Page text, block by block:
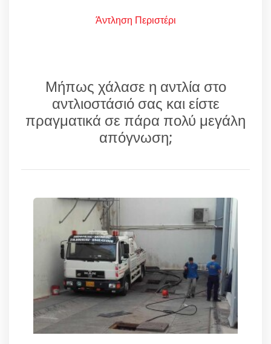
Άντληση Περιστέρι
Μήπως χάλασε η αντλία στο
αντλιοστάσιό σας και είστε
πραγματικά σε πάρα πολύ μεγάλη
απόγνωση;